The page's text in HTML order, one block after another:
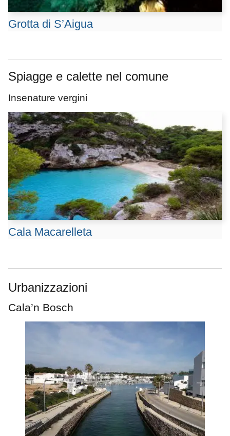
Grotta di S’Aigua
Spiagge e calette nel comune
Insenature vergini
Cala Macarelleta
Urbanizzazioni
Cala’n Bosch